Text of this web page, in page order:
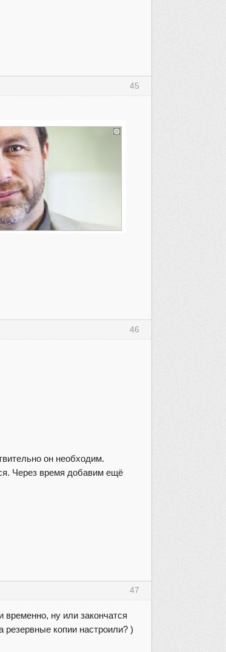
45
46
он необходим.
Через время добавим ещё
47
ну или закончатся
резервные копии настроили? )